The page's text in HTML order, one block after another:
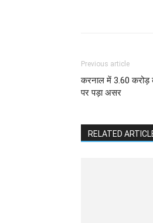
Previous article
करनाल में 3.60 करोड़
पर पड़ा असर
RELATED